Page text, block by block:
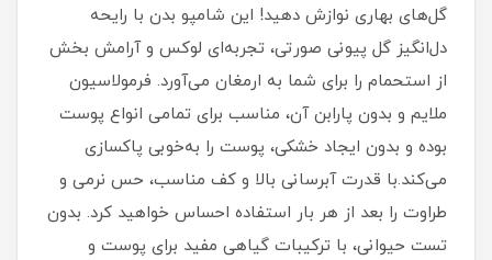
گل‌های بهاری نوازش دهید! این شامپو بدن با رایحه
دل‌انگیز گل پیونی صورتی، تجربه‌ای لوکس و آرامش‌ بخش
از استحمام را برای شما به ارمغان می‌آورد. فرمولاسیون
ملایم و بدون پارابن آن، مناسب برای تمامی انواع پوست
بوده و بدون ایجاد خشکی، پوست را به‌خوبی پاکسازی
می‌کند.با قدرت آبرسانی بالا و کف مناسب، حس نرمی و
طراوت را بعد از هر بار استفاده احساس خواهید کرد. بدون
تست حیوانی، با ترکیبات گیاهی مفید برای پوست و